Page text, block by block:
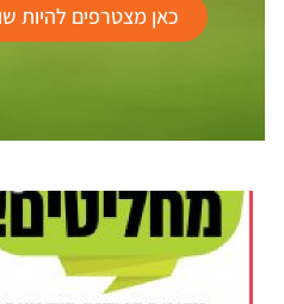
כאן מצטרפים להיות